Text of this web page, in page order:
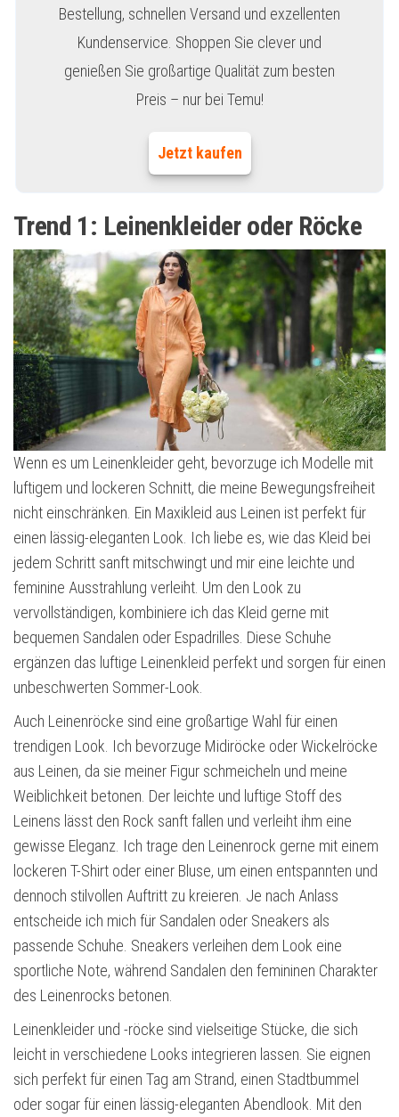
Bestellung, schnellen Versand und exzellenten
Kundenservice. Shoppen Sie clever und
genießen Sie großartige Qualität zum besten
Preis – nur bei Temu!
Jetzt kaufen
Trend 1: Leinenkleider oder Röcke
Wenn es um Leinenkleider geht, bevorzuge ich Modelle mit
luftigem und lockeren Schnitt, die meine Bewegungsfreiheit
nicht einschränken. Ein Maxikleid aus Leinen ist perfekt für
einen lässig-eleganten Look. Ich liebe es, wie das Kleid bei
jedem Schritt sanft mitschwingt und mir eine leichte und
feminine Ausstrahlung verleiht. Um den Look zu
vervollständigen, kombiniere ich das Kleid gerne mit
bequemen Sandalen oder Espadrilles. Diese Schuhe
ergänzen das luftige Leinenkleid perfekt und sorgen für einen
unbeschwerten Sommer-Look.
Auch Leinenröcke sind eine großartige Wahl für einen
trendigen Look. Ich bevorzuge Midiröcke oder Wickelröcke
aus Leinen, da sie meiner Figur schmeicheln und meine
Weiblichkeit betonen. Der leichte und luftige Stoff des
Leinens lässt den Rock sanft fallen und verleiht ihm eine
gewisse Eleganz. Ich trage den Leinenrock gerne mit einem
lockeren T-Shirt oder einer Bluse, um einen entspannten und
dennoch stilvollen Auftritt zu kreieren. Je nach Anlass
entscheide ich mich für Sandalen oder Sneakers als
passende Schuhe. Sneakers verleihen dem Look eine
sportliche Note, während Sandalen den femininen Charakter
des Leinenrocks betonen.
Leinenkleider und -röcke sind vielseitige Stücke, die sich
leicht in verschiedene Looks integrieren lassen. Sie eignen
sich perfekt für einen Tag am Strand, einen Stadtbummel
oder sogar für einen lässig-eleganten Abendlook. Mit den